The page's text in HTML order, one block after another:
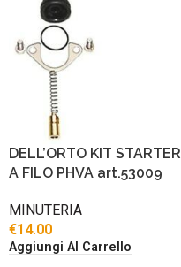
DELL’ORTO KIT STARTER
A FILO PHVA art.53009
MINUTERIA
€14.00
Aggiungi Al Carrello